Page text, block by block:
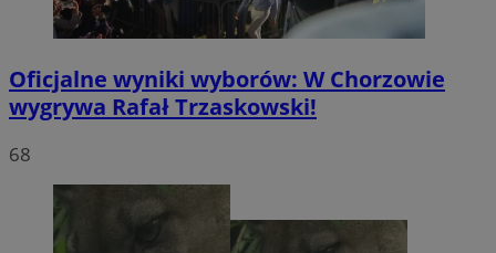
Oficjalne wyniki wyborów: W Chorzowie
wygrywa Rafał Trzaskowski!
68